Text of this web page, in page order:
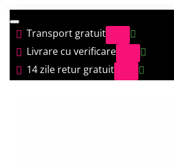
Transport gratuit
Livrare cu verificare
14 zile retur gratuit